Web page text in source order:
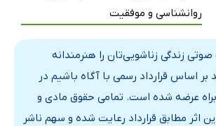
ریزی برای سال تحصیلی خود و فرزندتان -
روانشناسی و موفقیت
زندگی زناشویی‌تان را هنرمندانه
بر اساس قرارداد رسمی با آگاه باشیم در
عرضه شده است. تمامی حقوق مادی و
اثر مطابق قرارداد رعایت شده و سهم ناشر